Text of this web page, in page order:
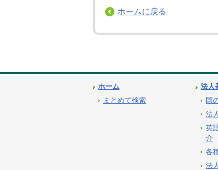
ホームに戻る
ホーム
まとめて検索
法人
国
法
英
介
各
法